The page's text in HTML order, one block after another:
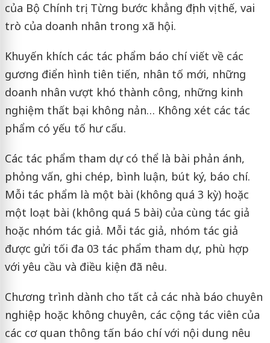
của Bộ Chính trị. Từng bước khẳng định vị thế, vai
trò của doanh nhân trong xã hội.
Khuyến khích các tác phẩm báo chí viết về các
gương điển hình tiên tiến, nhân tố mới, những
doanh nhân vượt khó thành công, những kinh
nghiệm thất bại không nản… Không xét các tác
phẩm có yếu tố hư cấu.
Các tác phẩm tham dự có thể là bài phản ánh,
phỏng vấn, ghi chép, bình luận, bút ký, báo chí.
Mỗi tác phẩm là một bài (không quá 3 kỳ) hoặc
một loạt bài (không quá 5 bài) của cùng tác giả
hoặc nhóm tác giả. Mỗi tác giả, nhóm tác giả
được gửi tối đa 03 tác phẩm tham dự, phù hợp
với yêu cầu và điều kiện đã nêu.
Chương trình dành cho tất cả các nhà báo chuyên
nghiệp hoặc không chuyên, các cộng tác viên của
các cơ quan thông tấn báo chí với nội dung nêu